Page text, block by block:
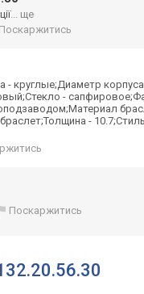
... ще
Поскаржитись
- круглые;Диаметр
-
-
Поскаржитись